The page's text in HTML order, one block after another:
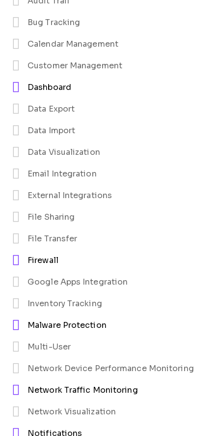
Bug Tracking
Calendar Management
Customer Management
Dashboard
Data Export
Data Import
Data Visualization
Email Integration
External Integrations
File Sharing
File Transfer
Firewall
Google Apps Integration
Inventory Tracking
Malware Protection
Multi-User
Network Device Performance Monitoring
Network Traffic Monitoring
Network Visualization
Notifications